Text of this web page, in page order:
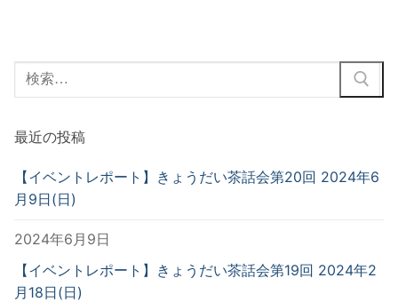
検
索:
最近の投稿
【イベントレポート】きょうだい茶話会第20回 2024年6
月9日(日)
2024年6月9日
【イベントレポート】きょうだい茶話会第19回 2024年2
月18日(日)